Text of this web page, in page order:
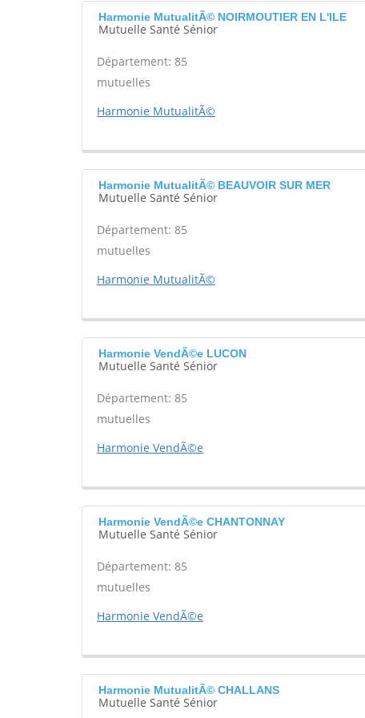
Harmonie MutualitÃ© NOIRMOUTIER EN L'ILE
Mutuelle Santé Sénior
Département: 85
mutuelles
Harmonie MutualitÃ©
Harmonie MutualitÃ© BEAUVOIR SUR MER
Mutuelle Santé Sénior
Département: 85
mutuelles
Harmonie MutualitÃ©
Harmonie VendÃ©e LUCON
Mutuelle Santé Sénior
Département: 85
mutuelles
Harmonie VendÃ©e
Harmonie VendÃ©e CHANTONNAY
Mutuelle Santé Sénior
Département: 85
mutuelles
Harmonie VendÃ©e
Harmonie MutualitÃ© CHALLANS
Mutuelle Santé Sénior